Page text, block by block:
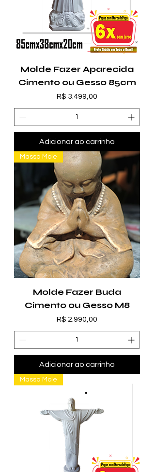
Molde Fazer Aparecida
Cimento ou Gesso 85cm
Preço
R$ 3.499,00
Adicionar ao carrinho
Massa Mole
Molde Fazer Buda
Cimento ou Gesso M8
Preço
R$ 2.990,00
Adicionar ao carrinho
Massa Mole